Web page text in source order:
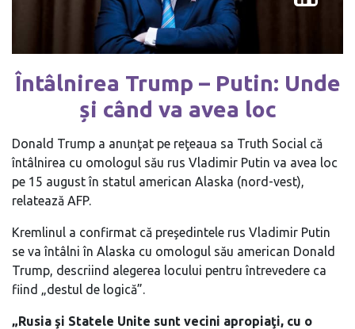
Întâlnirea Trump – Putin: Unde
și când va avea loc
Donald Trump a anunţat pe reţeaua sa Truth Social că
întâlnirea cu omologul său rus Vladimir Putin va avea loc
pe 15 august în statul american Alaska (nord-vest),
relatează AFP.
Kremlinul a confirmat că preşedintele rus Vladimir Putin
se va întâlni în Alaska cu omologul său american Donald
Trump, descriind alegerea locului pentru întrevedere ca
fiind „destul de logică”.
„Rusia şi Statele Unite sunt vecini apropiaţi, cu o